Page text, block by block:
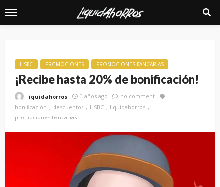
HSBC PROMOCIONES PROMOCIONES BANCARIAS
¡Recibe hasta 20% de bonificación!
liquidahorros 3 años ago
no comment
bonificación
descuentos HSBC
liquidahorros
promociones bancarias